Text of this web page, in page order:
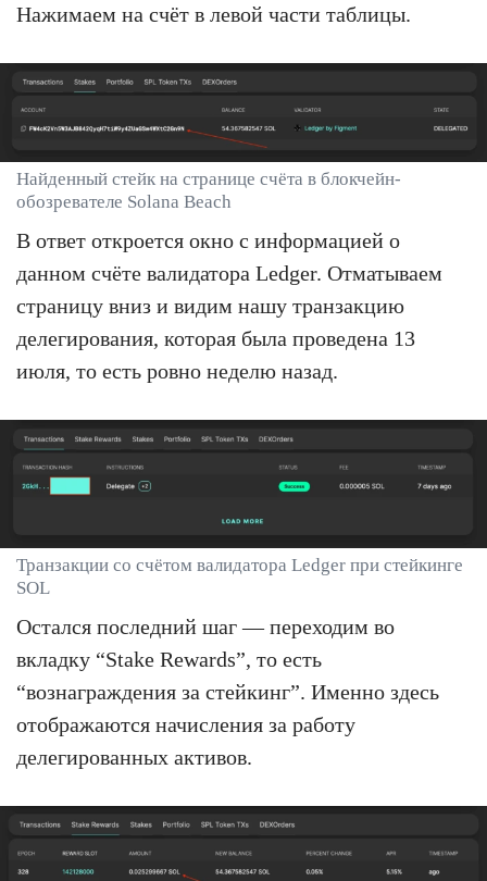
Нажимаем на счёт в левой части таблицы.
Найденный стейк на странице счёта в блокчейн-
обозревателе Solana Beach
В ответ откроется окно с информацией о
данном счёте валидатора Ledger. Отматываем
страницу вниз и видим нашу транзакцию
делегирования, которая была проведена 13
июля, то есть ровно неделю назад.
Транзакции со счётом валидатора Ledger при стейкинге
SOL
Остался последний шаг — переходим во
вкладку “Stake Rewards”, то есть
“вознаграждения за стейкинг”. Именно здесь
отображаются начисления за работу
делегированных активов.